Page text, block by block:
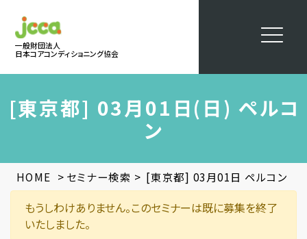
一般財団法人
日本コアコンディショニング協会
[東京都] 03月01日(日) ペルコ
ン
HOME > セミナー検索 > [東京都] 03月01日 ペルコン
もうしわけありません。このセミナーは既に募集を終了
いたしました。